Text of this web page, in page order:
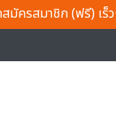
สมัครสมาชิก (ฟรี) เร็